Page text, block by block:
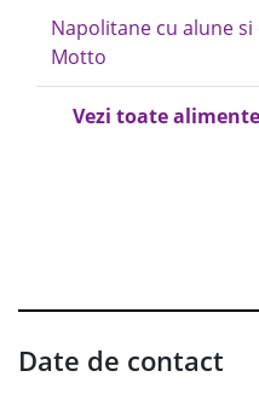
Napolitane cu alune si
Motto
Vezi toate
Date de contact